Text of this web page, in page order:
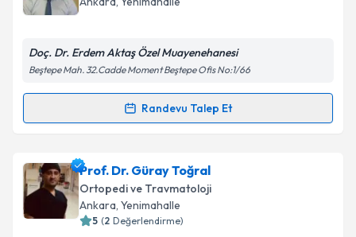
bilgilendireceğiz.
E-posta Adresiniz
Kişisel verilerimin işlenmesine ilişkinAydınlatma
kapsamda işlenmesini kabul ediyorum.
Takvim Talebini Gönder
Doç. Dr. Erdem Aktaş Özel Muayenehanesi
Beştepe Mah. 32.Cadde Moment Beştepe Ofis No:1/66
Randevu Talep Et
Randevu Takvimi Talebi
Doç. Dr. Erdem Aktaşiçin randevu takvimi talebi
oluşturun. Size bu uzmandan randevu almanız için bir
takvim hazırlandığında e-posta ile bilgilendireceğiz.
Prof. Dr. Güray Toğral
Ortopedi ve Travmatoloji
Ankara, Yenimahalle
5 (2 Değerlendirme)